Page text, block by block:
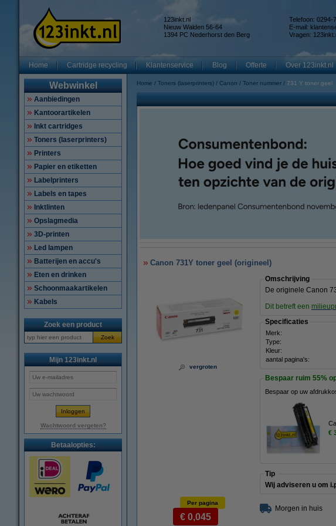
123inkt.nl
Nieuw Walden 56-64
1394 PC Nederhorst den Berg
Telefoon: 0294-
E-mail:
Vragen:
Home Cartridge recycling Klantenservice Blog Offerte Over 123inkt.nl
Webwinkel
Aanbiedingen
Kantoorartikelen
Inkt cartridges
Toners (laserprinters)
Printers
Papier en etiketten
Labelprinters
Labels en tapes
Inktlinten
Opslagmedia
3D-printen
Led lampen
Batterijen en accu's
Eten en drinken
Schoonmaakartikelen
Kabels
Zoek een product
Zoek
Mijn 123inkt.nl
Wachtwoord vergeten?
Betaalopties:
Home Toners (laserprinters) Canon Toner nummer 731 Y toner geel
Canon 731Y toner geel (origineel)
vergroten
Omschrijving
De originele Canon
Dit betreft een
Specificaties
Merk:
Type:
Kleur:
aantal pagina's:
Bespaar ruim 55%
Bespaar op uw
€
Tip
Wij adviseren u om
Per pagina
€ 0,045
Morgen in huis